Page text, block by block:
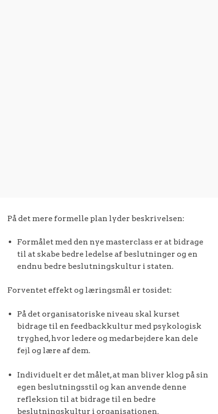
På det mere formelle plan lyder beskrivelsen:
Formålet med den nye masterclass er at bidrage
til at skabe bedre ledelse af beslutninger og en
endnu bedre beslutningskultur i staten.
Forventet effekt og læringsmål er tosidet:
På det organisatoriske niveau skal kurset
bidrage til en feedbackkultur med psykologisk
tryghed, hvor ledere og medarbejdere kan dele
fejl og lære af dem.
Individuelt er det målet, at man bliver klog på sin
egen beslutningsstil og kan anvende denne
refleksion til at bidrage til en bedre
beslutningskultur i organisationen.